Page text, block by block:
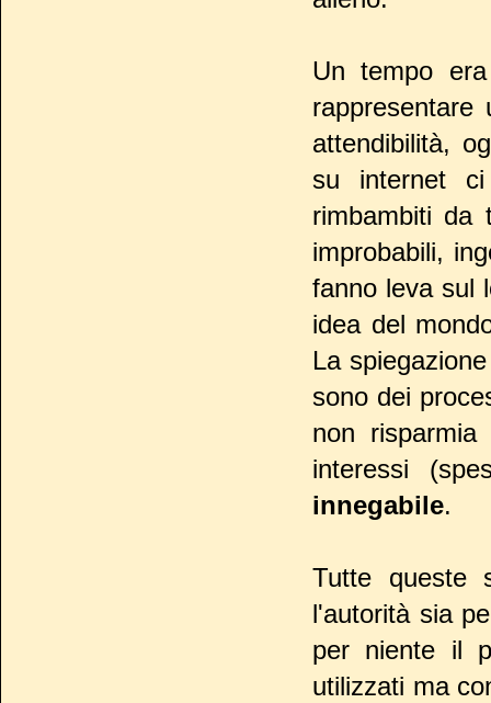
Un tempo
rappresentare
attendibilità,
su internet
rimbambiti da
improbabili,
fanno leva sul
idea del
La
sono dei
non
interessi
innegabile.
Tutte queste
l'autorità sia
per niente il
utilizzati ma